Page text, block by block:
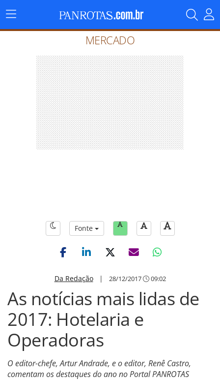
Menu
Principal
MERCADO
Fonte
Da Redação| 28/12/2017 09:02
As notícias mais lidas de
2017: Hotelaria e
Operadoras
O editor-chefe, Artur Andrade, e o editor, Renê Castro,
comentam os destaques do ano no Portal PANROTAS